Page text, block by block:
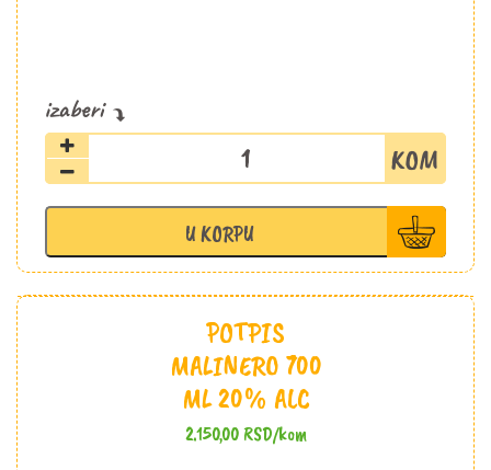
Aleksić
vino
0,75l
količina
U KORPU
POTPIS
MALINERO 700
ML 20% ALC
2.150,00RSD/kom